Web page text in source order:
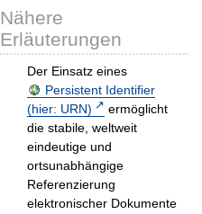
Nähere
Erläuterungen
Der Einsatz eines
Persistent Identifier
(hier: URN)
ermöglicht
die stabile, weltweit
eindeutige und
ortsunabhängige
Referenzierung
elektronischer Dokumente